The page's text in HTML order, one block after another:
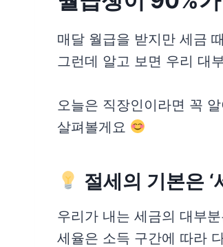
매달 월급을 받지만 세금
그런데 알고 보면 우리 대
오늘은 직장인이라면 꼭
살펴볼게요
절세의 기본은 ‘
우리가 내는 세금의 대부
세율은 소득 구간에 따라